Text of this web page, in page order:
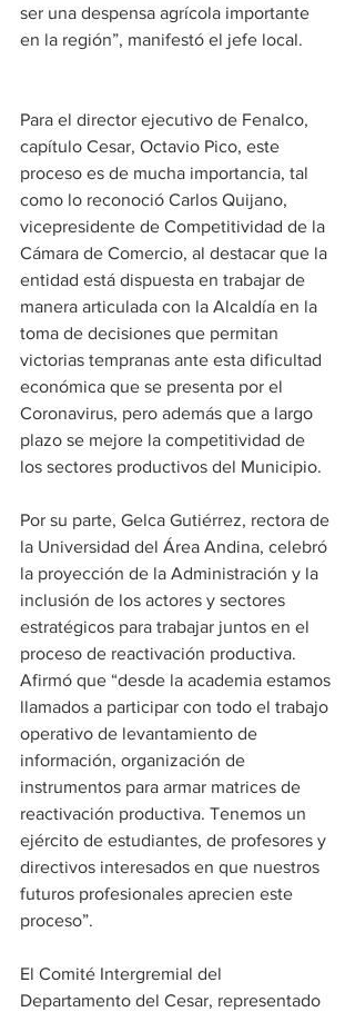
ser una despensa agrícola importante
en la región”, manifestó el jefe local.
Para el director ejecutivo de Fenalco,
capítulo Cesar, Octavio Pico, este
proceso es de mucha importancia, tal
como lo reconoció Carlos Quijano,
vicepresidente de Competitividad de la
Cámara de Comercio, al destacar que la
entidad está dispuesta en trabajar de
manera articulada con la Alcaldía en la
toma de decisiones que permitan
victorias tempranas ante esta dificultad
económica que se presenta por el
Coronavirus, pero además que a largo
plazo se mejore la competitividad de
los sectores productivos del Municipio.
Por su parte, Gelca Gutiérrez, rectora de
la Universidad del Área Andina, celebró
la proyección de la Administración y la
inclusión de los actores y sectores
estratégicos para trabajar juntos en el
proceso de reactivación productiva.
Afirmó que “desde la academia estamos
llamados a participar con todo el trabajo
operativo de levantamiento de
información, organización de
instrumentos para armar matrices de
reactivación productiva. Tenemos un
ejército de estudiantes, de profesores y
directivos interesados en que nuestros
futuros profesionales aprecien este
proceso”.
El Comité Intergremial del
Departamento del Cesar, representado